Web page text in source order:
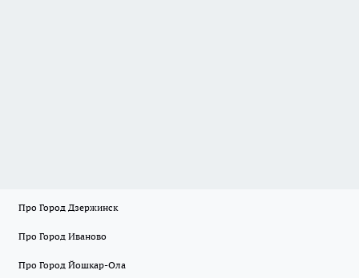
Про Город Дзержинск
Про Город Иваново
Про Город Йошкар-Ола